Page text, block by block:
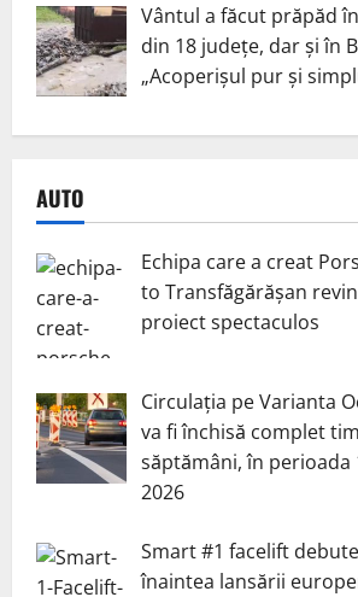
Vântul a făcut prăpăd
din 18 județe, dar și în
„Acoperișul pur și
AUTO
Echipa care a creat
to Transfăgărășan
proiect spectaculos
Circulația pe Varianta
va fi închisă complet
săptămâni, în perioada
2026
Smart #1 facelift
înaintea lansării